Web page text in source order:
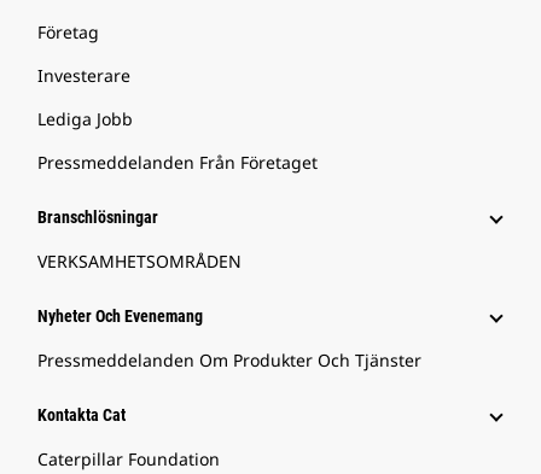
Företag
Investerare
Lediga Jobb
Pressmeddelanden Från Företaget
Branschlösningar
VERKSAMHETSOMRÅDEN
Nyheter Och Evenemang
Pressmeddelanden Om Produkter Och Tjänster
Kontakta Cat
Caterpillar Foundation